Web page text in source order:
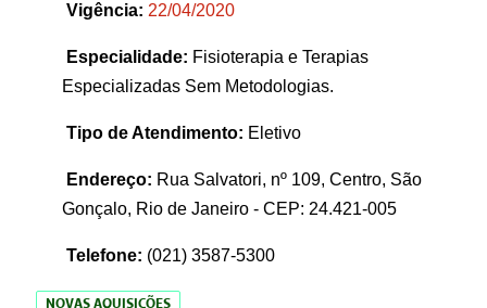
Vigência: 22/04/2020
Especialidade: Fisioterapia e Terapias
Especializadas Sem Metodologias.
Tipo de Atendimento: Eletivo
Endereço: Rua Salvatori, nº 109, Centro, São
Gonçalo, Rio de Janeiro - CEP: 24.421-005
Telefone: (021) 3587-5300
NOVAS AQUISIÇÕES